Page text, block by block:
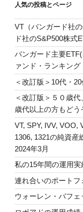
人気の投稿とページ
VT（バンガード社
ド社のS&P500株式
バンガード主要
ァンド・ランキング
＜改訂版＞10代・
＜改訂版＞５０歳
歳代以上の方もどう
VT, SPY, IVV, VOO,
1306, 1321の純資
2024年3月
私の15年間の運用
連れ合いのポート
ウォーレン・バフェ